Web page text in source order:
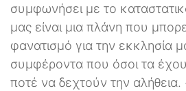
συμφωνήσει με το
μας είναι μια πλάνη που
φανατισμό για την εκκλησία
συμφέροντα που όσοι τα
ποτέ να δεχτούν την